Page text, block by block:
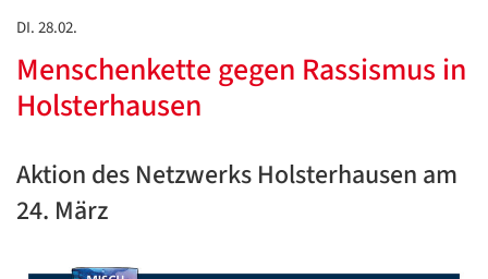
DI. 28.02.
Menschenkette gegen Rassismus in
Holsterhausen
Aktion des Netzwerks Holsterhausen am
24. März